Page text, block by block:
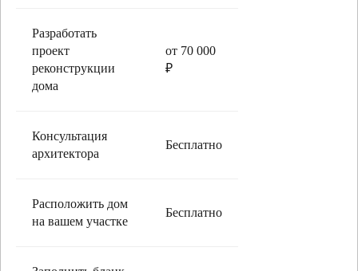
Разработать
проект
реконструкции
дома
от 70 000
₽
Консультация
архитектора
Бесплатно
Расположить дом
на вашем участке
Бесплатно